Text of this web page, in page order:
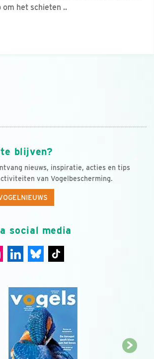
het schieten ..
blijven?
nieuws, inspiratie, acties en tips
van Vogelbescherming.
social media